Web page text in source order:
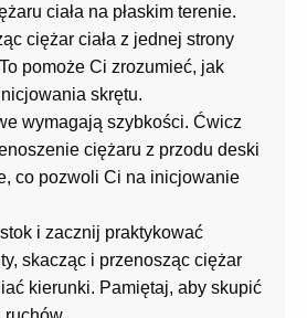
ciała na płaskim terenie.
ciężar ciała z jednej strony
pomoże Ci zrozumieć, jak
skrętu.
wymagają szybkości. Ćwicz
ciężaru z przodu deski
co pozwoli Ci na inicjowanie
i zacznij praktykować
skacząc i przenosząc ciężar
kierunki. Pamiętaj, aby skupić